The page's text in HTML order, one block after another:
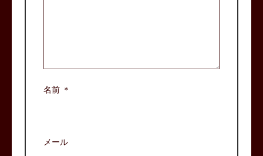
名前 ＊
メール